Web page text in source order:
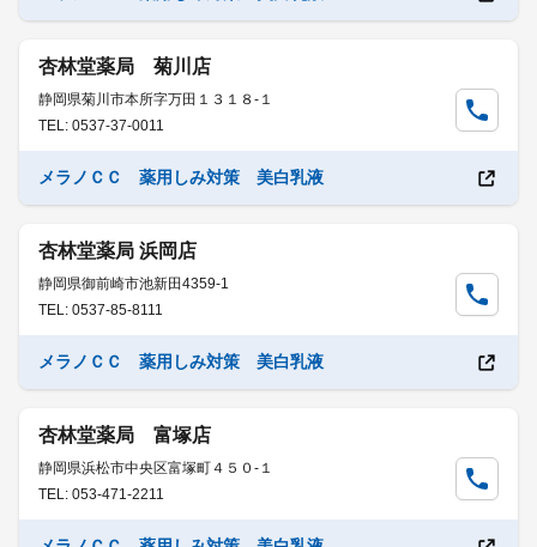
杏林堂薬局 菊川店
静岡県菊川市本所字万田１３１８-１
TEL: 0537-37-0011
メラノＣＣ 薬用しみ対策 美白乳液
杏林堂薬局 浜岡店
静岡県御前崎市池新田4359-1
TEL: 0537-85-8111
メラノＣＣ 薬用しみ対策 美白乳液
杏林堂薬局 富塚店
静岡県浜松市中央区富塚町４５０-１
TEL: 053-471-2211